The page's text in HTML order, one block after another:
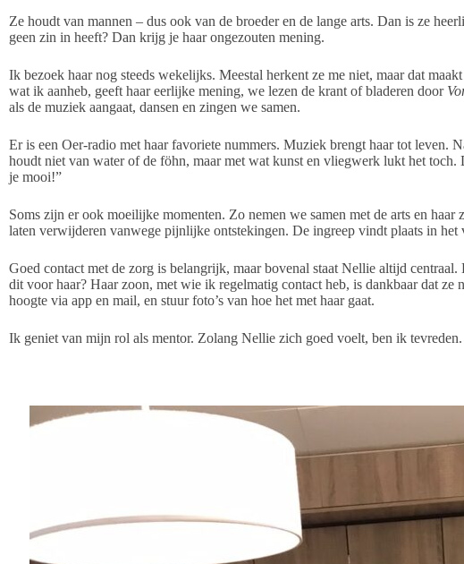
Ze houdt van mannen – dus ook van de broeder en de lange arts. Dan is ze
geen zin in heeft? Dan krijg je haar ongezouten mening.
Ik bezoek haar nog steeds wekelijks. Meestal herkent ze me niet, maar dat
wat ik aanheb, geeft haar eerlijke mening, we lezen de krant of bladeren door
als de muziek aangaat, dansen en zingen we samen.
Er is een Oer-radio met haar favoriete nummers. Muziek brengt haar tot leven.
houdt niet van water of de föhn, maar met wat kunst en vliegwerk lukt het
je mooi!”
Soms zijn er ook moeilijke momenten. Zo nemen we samen met de arts en
laten verwijderen vanwege pijnlijke ontstekingen. De ingreep vindt plaats in
Goed contact met de zorg is belangrijk, maar bovenal staat Nellie altijd
dit voor haar? Haar zoon, met wie ik regelmatig contact heb, is dankbaar dat
hoogte via app en mail, en stuur foto’s van hoe het met haar gaat.
Ik geniet van mijn rol als mentor. Zolang Nellie zich goed voelt, ben ik tevreden.